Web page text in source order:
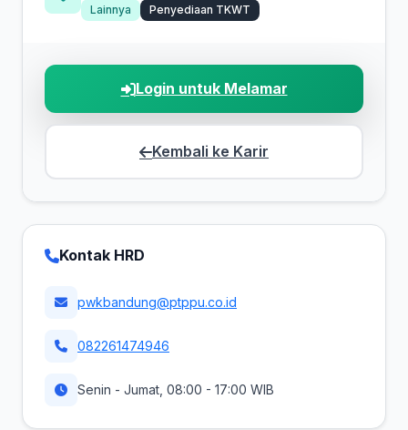
Lainnya
Penyediaan TKWT
Login untuk Melamar
Kembali ke Karir
Kontak HRD
pwkbandung@ptppu.co.id
082261474946
Senin - Jumat, 08:00 - 17:00 WIB